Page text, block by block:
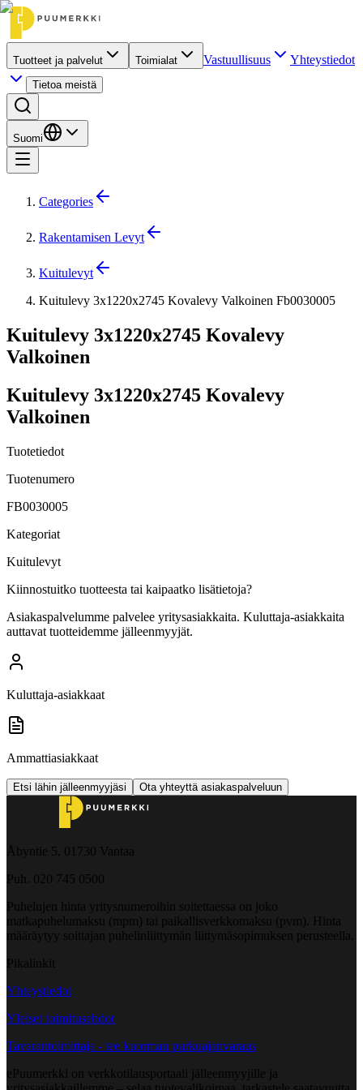
Tuotteet ja palvelut Toimialat Vastuullisuus Yhteystiedot
Tietoa meistä
Suomi
Categories
Rakentamisen Levyt
Kuitulevyt
Kuitulevy 3x1220x2745 Kovalevy Valkoinen Fb0030005
Kuitulevy 3x1220x2745 Kovalevy
Valkoinen
Kuitulevy 3x1220x2745 Kovalevy
Valkoinen
Tuotetiedot
Tuotenumero
FB0030005
Kategoriat
Kuitulevyt
Kiinnostuitko tuotteesta tai kaipaatko lisätietoja?
Asiakaspalvelumme palvelee yritysasiakkaita. Kuluttaja-asiakkaita
auttavat tuotteidemme jälleenmyyjät.
Kuluttaja-asiakkaat
Ammattiasiakkaat
Etsi lähin jälleenmyyjäsi Ota yhteyttä asiakaspalveluun
Åbyntie 5, 01730 Vantaa
Puh. 020 745 0500
Puhelujen hinta yritysnumeroihin soitettaessa on joko
matkapuhelumaksu (mpm) tai paikallisverkkomaksu (pvm). Hinta
määräytyy soittajan puhelinliittymän liittymäsopimuksen perusteella.
Pikalinkit
Yhteystiedot
Yleiset toimitusehdot
Tavarantoimittaja - tee kuorman purkuajanvaraus
ePuumerkki on verkkotilausportaali jälleenmyyjille ja